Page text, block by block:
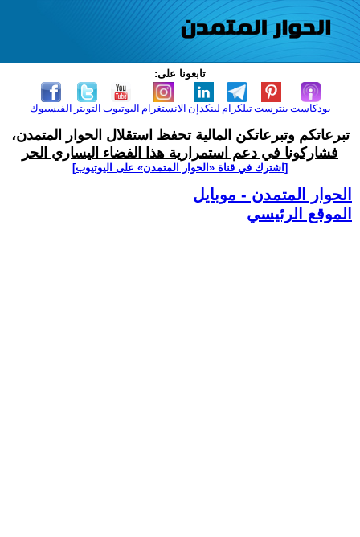
تابعونا على:
الفيسبوك التويتر اليوتيوب الانستغرام لينكدإن تيلكرامبنترست بودكاست
تبرعاتكم وتبرعاتكن المالية تحفظ استقلال الحوار المتمدن،
فشاركونا في دعم استمرارية هذا الفضاء اليساري الحر
[اشترك في قناة ‫«الحوار المتمدن» على اليوتيوب]
الحوار المتمدن - موبايل
الموقع الرئيسي